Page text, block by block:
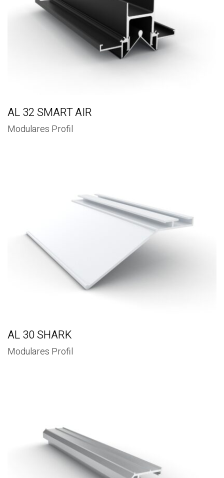
AL 32 SMART AIR
Modulares Profil
AL 30 SHARK
Modulares Profil